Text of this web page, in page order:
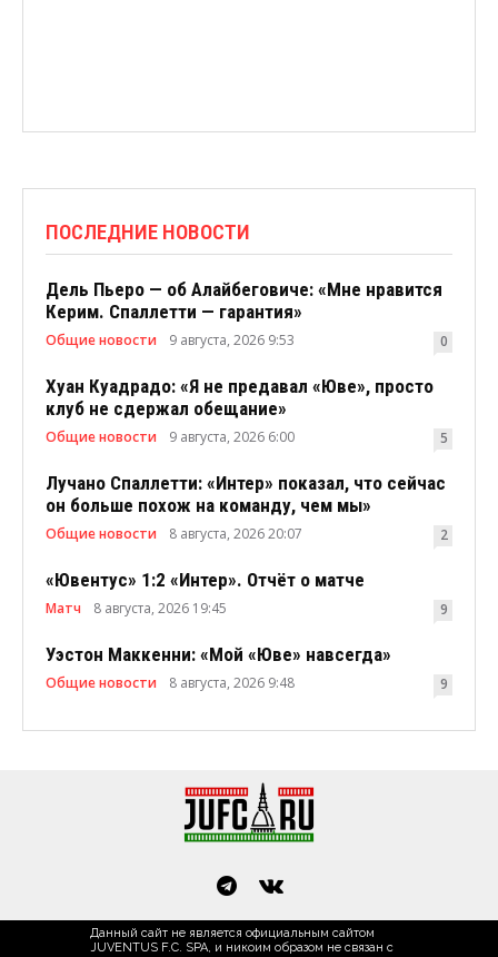
ПОСЛЕДНИЕ НОВОСТИ
Дель Пьеро — об Алайбеговиче: «Мне нравится
Керим. Спаллетти — гарантия»
Общие новости 9 августа, 2026 9:53 0
Хуан Куадрадо: «Я не предавал «Юве», просто
клуб не сдержал обещание»
Общие новости 9 августа, 2026 6:00 5
Лучано Спаллетти: «Интер» показал, что сейчас
он больше похож на команду, чем мы»
Общие новости 8 августа, 2026 20:07 2
«Ювентус» 1:2 «Интер». Отчёт о матче
Матч 8 августа, 2026 19:45 9
Уэстон Маккенни: «Мой «Юве» навсегда»
Общие новости 8 августа, 2026 9:48 9
Данный сайт не является официальным сайтом
JUVENTUS F.C. SPA, и никоим образом не связан с